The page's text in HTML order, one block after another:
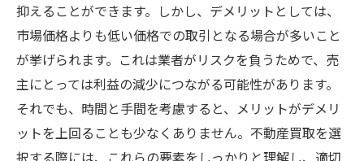
契約内容をしっかり確認する方法
不動産買取でスムーズな契約を実現する方法
スムーズな契約を実現するための準備
契約書作成時の注意点
契約交渉を円滑に進めるテクニック
法律に基づいた契約の進め方
抑えることができます。しかし、デメリットとしては、
市場価格よりも低い価格での取引となる場合が多いこと
が挙げられます。これは業者がリスクを負うためで、売
主にとっては利益の減少につながる可能性があります。
それでも、時間と手間を考慮すると、メリットがデメリ
ットを上回ることも少なくありません。不動産買取を選